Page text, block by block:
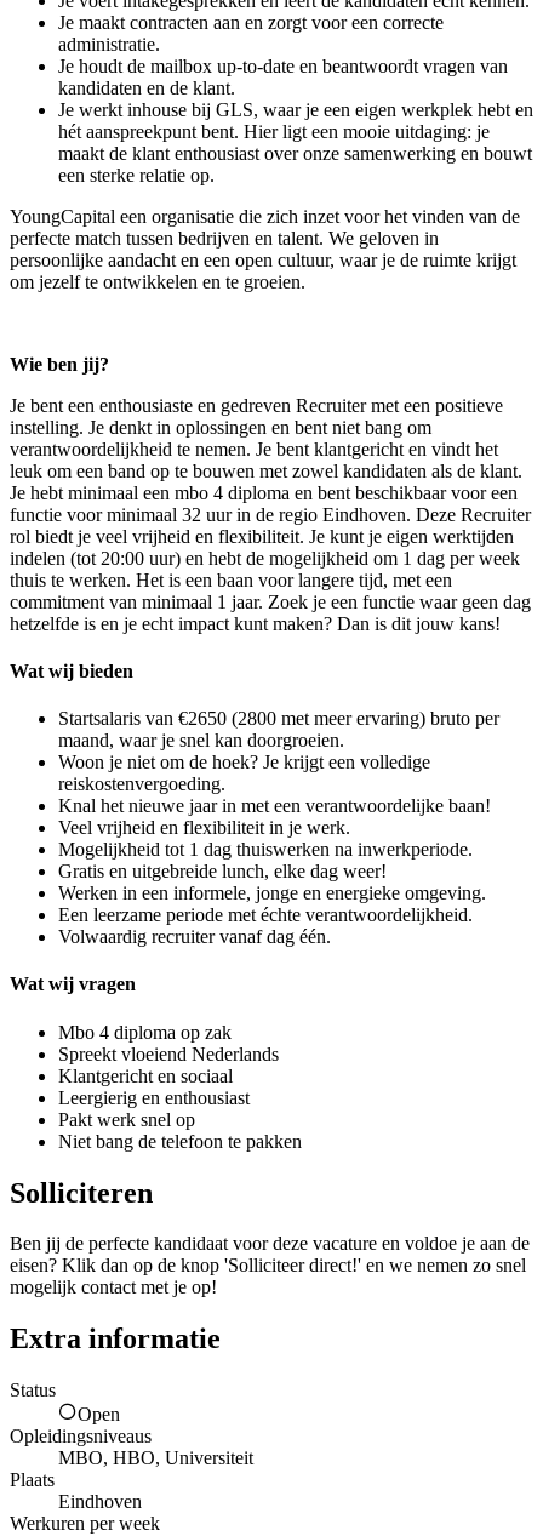
Je maakt contracten aan en zorgt voor een correcte
administratie.
Je houdt de mailbox up-to-date en beantwoordt vragen van
kandidaten en de klant.
Je werkt inhouse bij GLS, waar je een eigen werkplek hebt en
hét aanspreekpunt bent. Hier ligt een mooie uitdaging: je
maakt de klant enthousiast over onze samenwerking en bouwt
een sterke relatie op.
YoungCapital een organisatie die zich inzet voor het vinden van de
perfecte match tussen bedrijven en talent. We geloven in
persoonlijke aandacht en een open cultuur, waar je de ruimte krijgt
om jezelf te ontwikkelen en te groeien.
Wie ben jij?
Je bent een enthousiaste en gedreven Recruiter met een positieve
instelling. Je denkt in oplossingen en bent niet bang om
verantwoordelijkheid te nemen. Je bent klantgericht en vindt het
leuk om een band op te bouwen met zowel kandidaten als de klant.
Je hebt minimaal een mbo 4 diploma en bent beschikbaar voor een
functie voor minimaal 32 uur in de regio Eindhoven. Deze Recruiter
rol biedt je veel vrijheid en flexibiliteit. Je kunt je eigen werktijden
indelen (tot 20:00 uur) en hebt de mogelijkheid om 1 dag per week
thuis te werken. Het is een baan voor langere tijd, met een
commitment van minimaal 1 jaar. Zoek je een functie waar geen dag
hetzelfde is en je echt impact kunt maken? Dan is dit jouw kans!
Wat wij bieden
Startsalaris van €2650 (2800 met meer ervaring) bruto per
maand, waar je snel kan doorgroeien.
Woon je niet om de hoek? Je krijgt een volledige
reiskostenvergoeding.
Knal het nieuwe jaar in met een verantwoordelijke baan!
Veel vrijheid en flexibiliteit in je werk.
Mogelijkheid tot 1 dag thuiswerken na inwerkperiode.
Gratis en uitgebreide lunch, elke dag weer!
Werken in een informele, jonge en energieke omgeving.
Een leerzame periode met échte verantwoordelijkheid.
Volwaardig recruiter vanaf dag één.
Wat wij vragen
Mbo 4 diploma op zak
Spreekt vloeiend Nederlands
Klantgericht en sociaal
Leergierig en enthousiast
Pakt werk snel op
Niet bang de telefoon te pakken
Solliciteren
Ben jij de perfecte kandidaat voor deze vacature en voldoe je aan de
eisen? Klik dan op de knop 'Solliciteer direct!' en we nemen zo snel
mogelijk contact met je op!
Extra informatie
Status
Open
Opleidingsniveaus
MBO, HBO, Universiteit
Plaats
Eindhoven
Werkuren per week